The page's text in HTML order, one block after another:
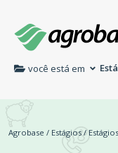
você está em
Agrobase / Estágios/